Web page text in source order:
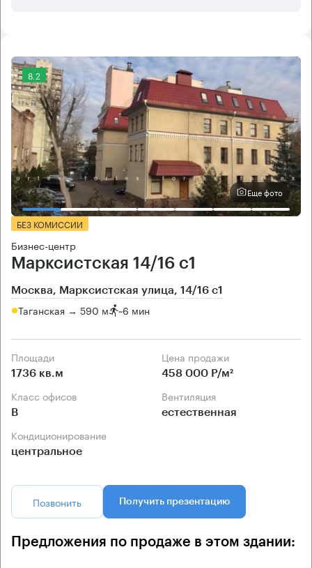
8.2
Еще фото
БЕЗ КОМИССИИ
Бизнес-центр
Марксистская 14/16 с1
Москва, Марксистская улица, 14/16 с1
Таганская → 590 м ~6 мин
Площади
1736 кв.м
Цена продажи
458 000 Р/м²
Класс офисов
B
Вентиляция
естественная
Кондиционирование
центральное
Позвонить Получить презентацию
Предложения по продаже в этом здании: